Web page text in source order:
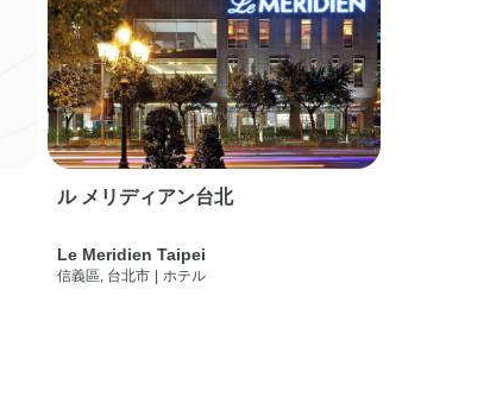
ル メリディアン台北
Le Meridien Taipei
信義區, 台北市 | ホテル